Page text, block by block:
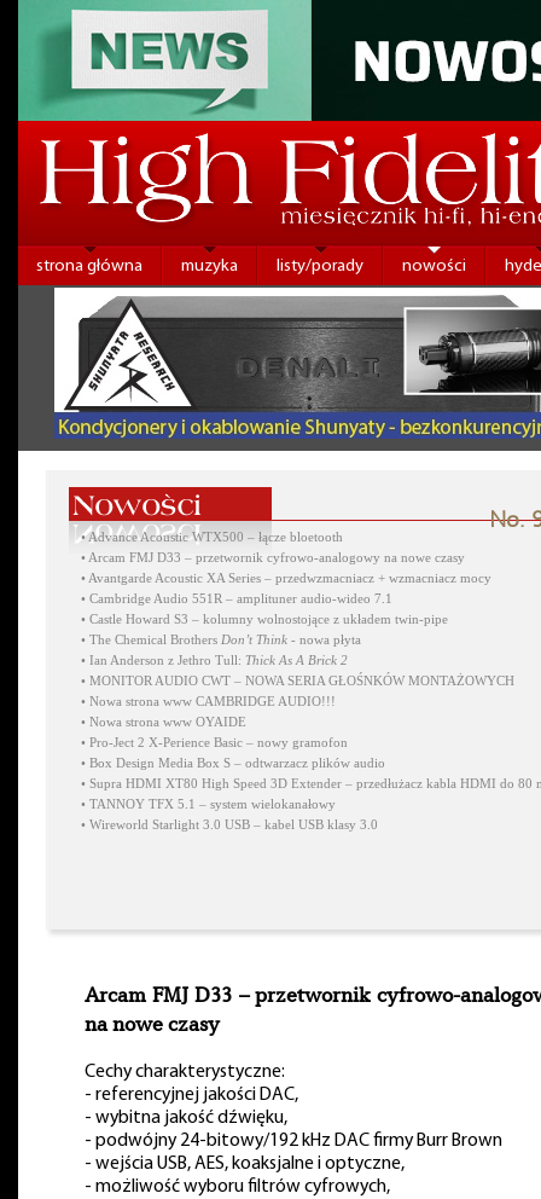
strona główna muzyka listy/porady nowości
No.
•Advance Acoustic WTX500 – łącze bloetooth
• Arcam FMJ D33 – przetwornik cyfrowo-analogowy na nowe czasy
• Avantgarde Acoustic XA Series – przedwzmacniacz + wzmacniacz mocy
• Cambridge Audio 551R – amplituner audio-wideo 7.1
• Castle Howard S3 – kolumny wolnostojące z układem twin-pipe
• The Chemical Brothers Don’t Think - nowa płyta
• Ian Anderson z Jethro Tull: Thick As A Brick 2
• MONITOR AUDIO CWT – NOWA SERIA GŁOŚNKÓW MONTAŻOWYCH
• Nowa strona www CAMBRIDGE AUDIO!!!
• Nowa strona www OYAIDE
• Pro-Ject 2 X-Perience Basic – nowy gramofon
• Box Design Media Box S – odtwarzacz plików audio
• Supra HDMI XT80 High Speed 3D Extender – przedłużacz kabla HDMI do 80
• TANNOY TFX 5.1 – system wielokanałowy
• Wireworld Starlight 3.0 USB – kabel USB klasy 3.0
Arcam FMJ D33 – przetwornik cyfrowo-
na nowe czasy
Cechy charakterystyczne:
- referencyjnej jakości DAC,
- wybitna jakość dźwięku,
- podwójny 24-bitowy/192 kHz DAC firmy Burr Brown
- wejścia USB, AES, koaksjalne i optyczne,
- możliwość wyboru filtrów cyfrowych,